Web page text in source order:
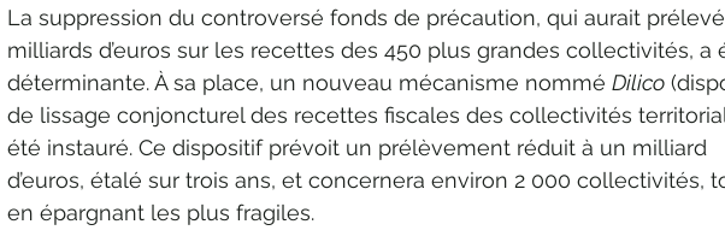
La suppression du controversé fonds de précaution, qui aurait
milliards d’euros sur les recettes des 450 plus grandes collectivités, a
déterminante. À sa place, un nouveau mécanisme nommé Dilico
de lissage conjoncturel des recettes fiscales des collectivités
été instauré. Ce dispositif prévoit un prélèvement réduit à un milliard
d’euros, étalé sur trois ans, et concernera environ 2 000 collectivités,
en épargnant les plus fragiles.